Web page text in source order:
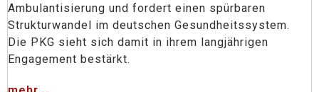
Ambulantisierung und fordert einen spürbaren
Strukturwandel im deutschen Gesundheitssystem.
Die PKG sieht sich damit in ihrem langjährigen
Engagement bestärkt.